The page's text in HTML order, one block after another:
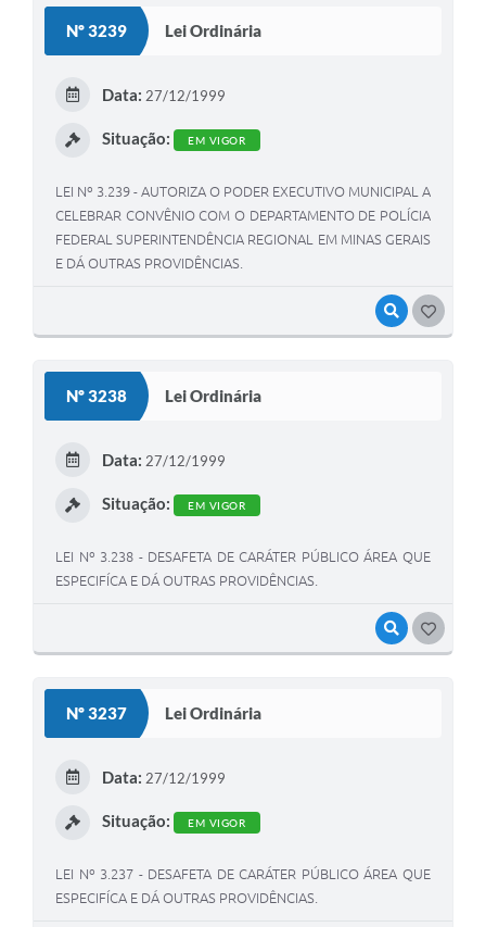
Nº 3239 Lei Ordinária
VISUALIZAR
Data: 27/12/1999
Situação: EM VIGOR
LEI Nº 3.239 - AUTORIZA O PODER EXECUTIVO MUNICIPAL A
CELEBRAR CONVÊNIO COM O DEPARTAMENTO DE POLÍCIA
FEDERAL SUPERINTENDÊNCIA REGIONAL EM MINAS GERAIS
E DÁ OUTRAS PROVIDÊNCIAS.
Nº 3238 Lei Ordinária
VISUALIZAR
Data: 27/12/1999
Situação: EM VIGOR
LEI Nº 3.238 - DESAFETA DE CARÁTER PÚBLICO ÁREA QUE
ESPECIFÍCA E DÁ OUTRAS PROVIDÊNCIAS.
Nº 3237 Lei Ordinária
Data: 27/12/1999
Situação: EM VIGOR
LEI Nº 3.237 - DESAFETA DE CARÁTER PÚBLICO ÁREA QUE
ESPECIFÍCA E DÁ OUTRAS PROVIDÊNCIAS.